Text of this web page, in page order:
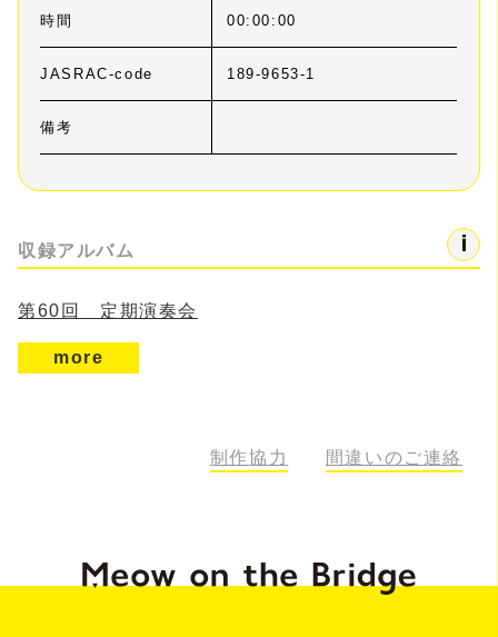
時間 00:00:00
JASRAC-code 189-9653-1
備考
収録アルバム
第60回 定期演奏会
more
制作協力 間違いのご連絡